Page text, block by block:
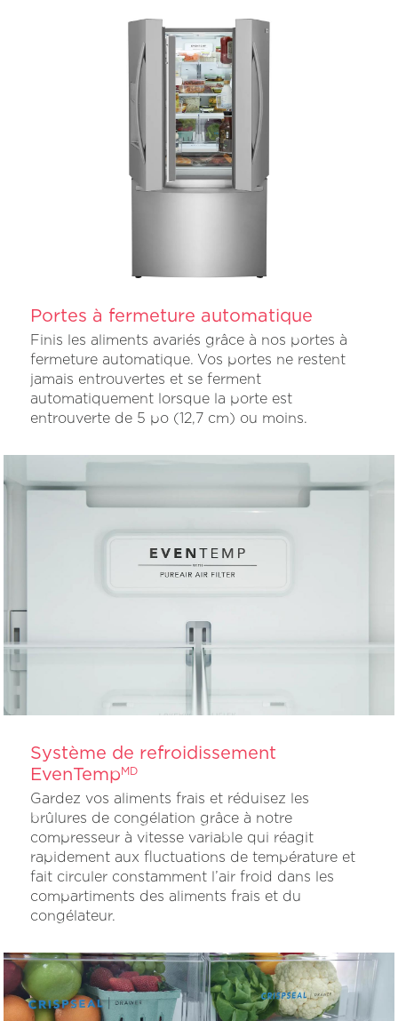
Portes à fermeture automatique
Finis les aliments avariés grâce à nos portes à
fermeture automatique. Vos portes ne restent
jamais entrouvertes et se ferment
automatiquement lorsque la porte est
entrouverte de 5 po (12,7 cm) ou moins.
Système de refroidissement
EvenTempMD
Gardez vos aliments frais et réduisez les
brûlures de congélation grâce à notre
compresseur à vitesse variable qui réagit
rapidement aux fluctuations de température et
fait circuler constamment l’air froid dans les
compartiments des aliments frais et du
congélateur.